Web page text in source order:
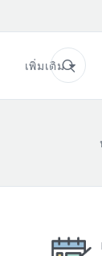
เพิ่มเติม